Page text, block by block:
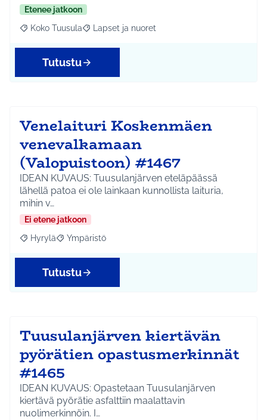
Etenee jatkoon
Rajaa tulokset aihepiirin mukaan: Koko Tuusula
Koko Tuusula Rajaa tulokset teeman mukaan: Lapset ja
Lapset ja nuoret
Tutustu
Venelaituri Koskenmäen
venevalkamaan
(Valopuistoon) #1467
IDEAN KUVAUS: Tuusulanjärven eteläpäässä
lähellä patoa ei ole lainkaan kunnollista laituria,
mihin v…
Ei etene jatkoon
Rajaa tulokset aihepiirin mukaan: Hyrylä
Hyrylä Rajaa tulokset teeman mukaan: Ympäristö
Ympäristö
Tutustu
Tuusulanjärven kiertävän
pyörätien opastusmerkinnät
#1465
IDEAN KUVAUS: Opastetaan Tuusulanjärven
kiertävä pyörätie asfalttiin maalattavin
nuolimerkinnöin. I…